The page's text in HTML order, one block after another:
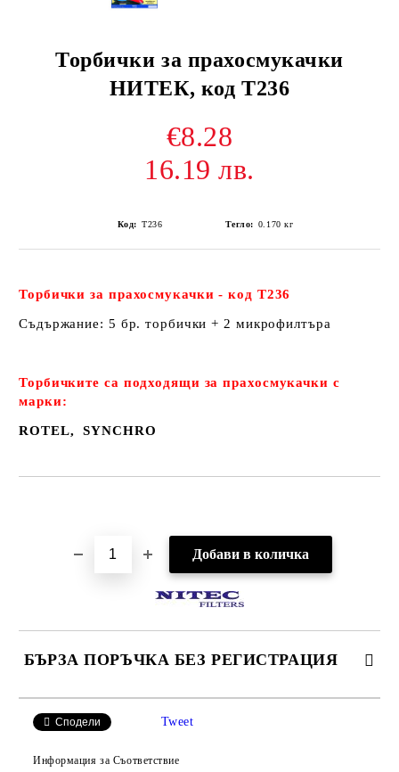
Торбички за прахосмукачки
НИТЕК, код Т236
€8.28
16.19 лв.
Код: Т236 Тегло: 0.170 кг
Торбички за прахосмукачки - код Т236
Съдържание: 5 бр. торбички + 2 микрофилтъра
Торбичките са подходящи за прахосмукачки с
марки:
ROTEL, SYNCHRO
БЪРЗА ПОРЪЧКА БЕЗ РЕГИСТРАЦИЯ
Сподели
Tweet
Информация за Съответствие